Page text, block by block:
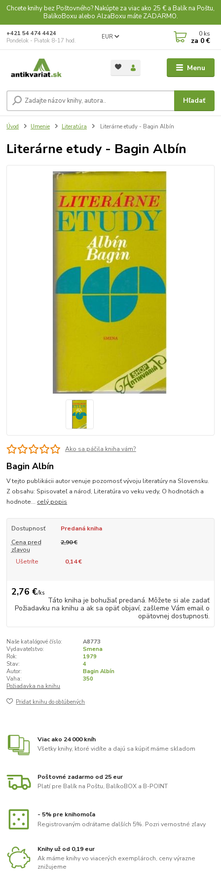
Chcete knihy bez Poštovného? Nakúpte za viac ako 25 € a Balík na Poštu,
BalíkoBoxu alebo AlzaBoxu máte ZADARMO.
Menu
EUR
Hľadať
+421 54 474 4424
Pondelok - Piatok 8-17 hod.
0 ks
za 0 €
Úvod Umenie Literatúra Literárne etudy - Bagin Albín
Literárne etudy - Bagin Albín
Ako sa páčila kniha vám?
Bagin Albín
V tejto publikácii autor venuje pozornosť vývoju literatúry na Slovensku.
Z obsahu: Spisovateľ a národ, Literatúra vo veku vedy, O hodnotách a
hodnote... celý popis
Dostupnosť
Predaná kniha
Cena pred
zľavou
2,90 €
Ušetríte 0,14 €
2,76 €/ks
Táto kniha je bohužiaľ predaná. Môžete si ale zadať
Požiadavku na knihu a ak sa opäť objaví, zašleme Vám email o
opätovnej dostupnosti.
Naše katalógové číslo:
A8773
Vydavateľstvo:
Smena
Rok:
1979
Stav:
4
Autor:
Bagin Albín
Vaha:
350
Požiadavka na knihu
Pridať knihu do obľúbených
Viac ako 24 000 kníh
Všetky knihy, ktoré vidíte a dajú sa kúpiť máme skladom
Poštovné zadarmo od 25 eur
Platí pre Balík na Poštu, BalíkoBOX a B-POINT
- 5% pre knihomoľa
Registrovaným odrátame ďalších 5%. Pozri vernostné zľavy
Knihy už od 0,19 eur
Ak máme knihy vo viacerých exemplároch, ceny výrazne
znižujeme